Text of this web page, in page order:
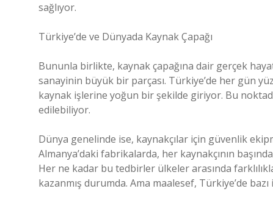
sağlıyor.
Türkiye’de ve Dünyada Kaynak Çapağı
Bununla birlikte, kaynak çapağına dair gerçek
sanayinin büyük bir parçası. Türkiye’de her gün
kaynak işlerine yoğun bir şekilde giriyor. Bu
edilebiliyor.
Dünya genelinde ise, kaynakçılar için güvenlik
Almanya’daki fabrikalarda, her kaynakçının
Her ne kadar bu tedbirler ülkeler arasında
kazanmış durumda. Ama maalesef, Türkiye’de